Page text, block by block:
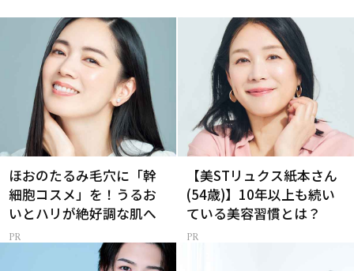
ほおのたるみ毛穴に「幹
細胞コスメ」を！うるお
いとハリが絶好調な肌へ
【美STリュクス紙本さん
(54歳)】10年以上も続い
ている美容習慣とは？